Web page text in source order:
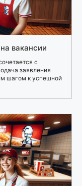
вакансии
с
заявления
шагом к успешной